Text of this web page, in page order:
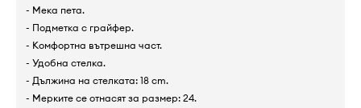
- Мека пета.
- Подметка с грайфер.
- Комфортна вътрешна част.
- Удобна стелка.
- Дължина на стелката: 18 cm.
- Мерките се отнасят за размер: 24.